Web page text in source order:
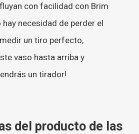
con facilidad con Brim
hay necesidad de perder el
un tiro perfecto,
vaso hasta arriba y
un tirador!
del producto de las